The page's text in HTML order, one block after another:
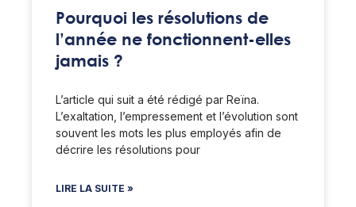
Pourquoi les résolutions de
l’année ne fonctionnent-elles
jamais ?
L’article qui suit a été rédigé par Reïna.
L’exaltation, l’empressement et l’évolution sont
souvent les mots les plus employés afin de
décrire les résolutions pour
LIRE LA SUITE »